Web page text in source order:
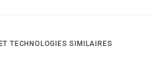
TECHNOLOGIES SIMILAIRES